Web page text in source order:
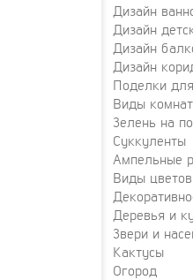
Дизайн
Дизайн
Дизайн
Дизайн
Поделки
Виды
Зелень на
Суккуленты
Ампельные
Виды
Деревья и
Звери и
Кактусы
Огород